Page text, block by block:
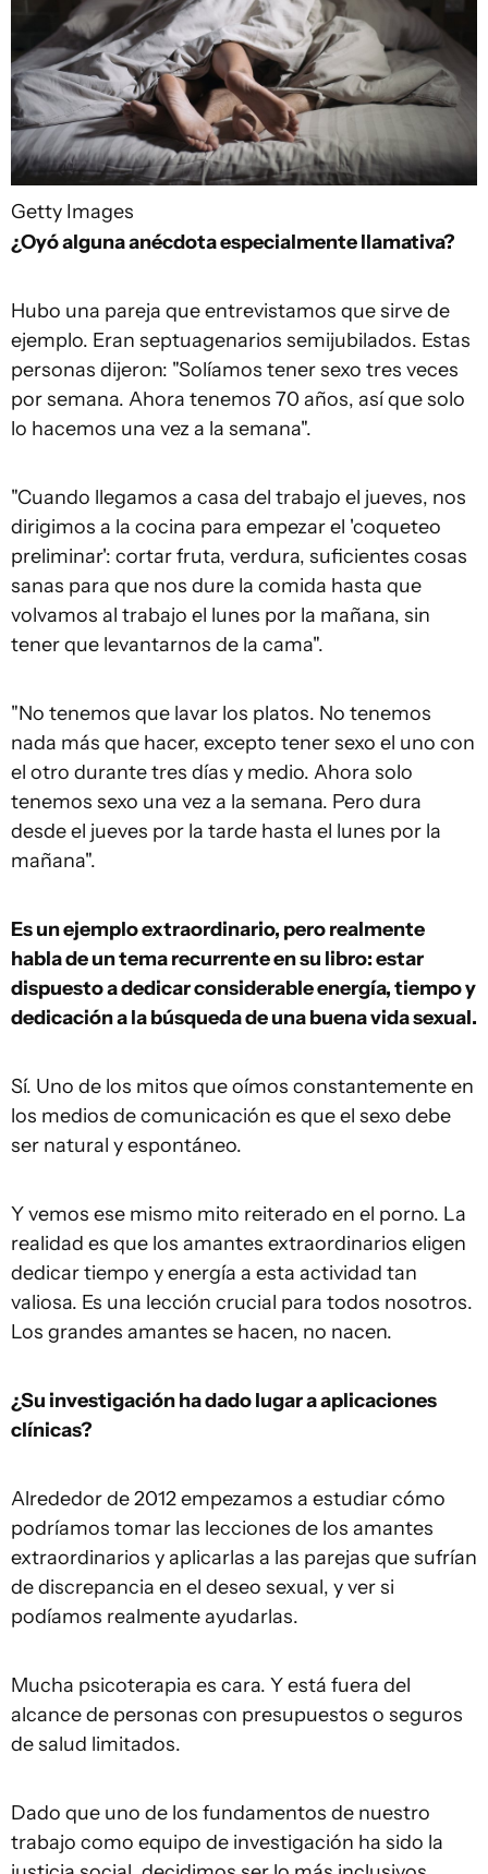
Getty Images
¿Oyó alguna anécdota especialmente llamativa?
Hubo una pareja que entrevistamos que sirve de
ejemplo. Eran septuagenarios semijubilados. Estas
personas dijeron: "Solíamos tener sexo tres veces
por semana. Ahora tenemos 70 años, así que solo
lo hacemos una vez a la semana".
"Cuando llegamos a casa del trabajo el jueves, nos
dirigimos a la cocina para empezar el 'coqueteo
preliminar': cortar fruta, verdura, suficientes cosas
sanas para que nos dure la comida hasta que
volvamos al trabajo el lunes por la mañana, sin
tener que levantarnos de la cama".
"No tenemos que lavar los platos. No tenemos
nada más que hacer, excepto tener sexo el uno con
el otro durante tres días y medio. Ahora solo
tenemos sexo una vez a la semana. Pero dura
desde el jueves por la tarde hasta el lunes por la
mañana".
Es un ejemplo extraordinario, pero realmente
habla de un tema recurrente en su libro: estar
dispuesto a dedicar considerable energía, tiempo y
dedicación a la búsqueda de una buena vida sexual.
Sí. Uno de los mitos que oímos constantemente en
los medios de comunicación es que el sexo debe
ser natural y espontáneo.
Y vemos ese mismo mito reiterado en el porno. La
realidad es que los amantes extraordinarios eligen
dedicar tiempo y energía a esta actividad tan
valiosa. Es una lección crucial para todos nosotros.
Los grandes amantes se hacen, no nacen.
¿Su investigación ha dado lugar a aplicaciones
clínicas?
Alrededor de 2012 empezamos a estudiar cómo
podríamos tomar las lecciones de los amantes
extraordinarios y aplicarlas a las parejas que sufrían
de discrepancia en el deseo sexual, y ver si
podíamos realmente ayudarlas.
Mucha psicoterapia es cara. Y está fuera del
alcance de personas con presupuestos o seguros
de salud limitados.
Dado que uno de los fundamentos de nuestro
trabajo como equipo de investigación ha sido la